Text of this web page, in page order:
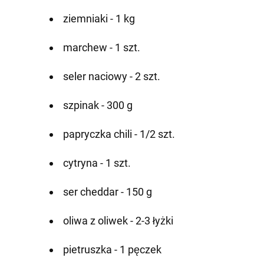
ziemniaki - 1 kg
marchew - 1 szt.
seler naciowy - 2 szt.
szpinak - 300 g
papryczka chili - 1/2 szt.
cytryna - 1 szt.
ser cheddar - 150 g
oliwa z oliwek - 2-3 łyżki
pietruszka - 1 pęczek